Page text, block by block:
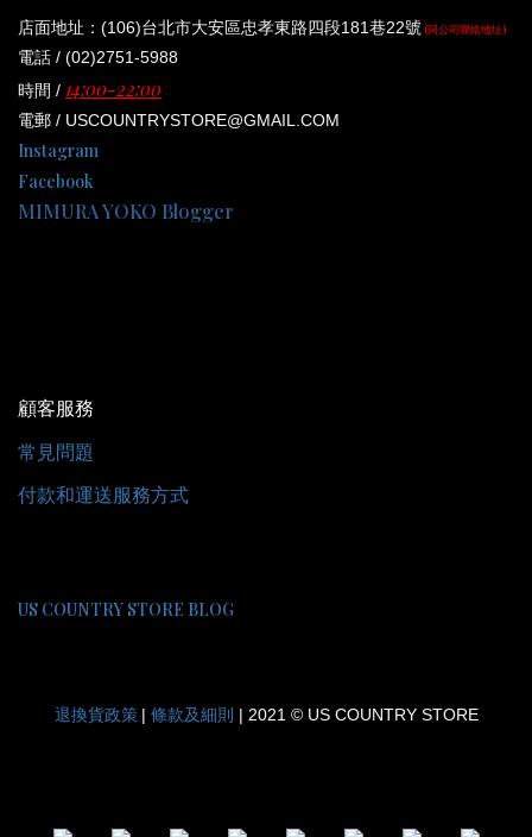
店面地址：(106)台北市大安區忠孝東路四段181巷22號 (同公司聯絡地址)
電話 / (02)2751-5988
時間 / 14:00-22:00
電郵 / USCOUNTRYSTORE@GMAIL.COM
Instagram
Facebook
MIMURA YOKO Blogger
顧客服務
常見問題
付款和運送服務方式
US COUNTRY STORE BLOG
退換貨政策 | 條款及細則 | 2021 © US COUNTRY STORE